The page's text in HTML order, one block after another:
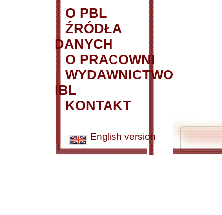
O PBL
ŹRÓDŁA
DANYCH
O PRACOWNI
WYDAWNICTWO
IBL
KONTAKT
English version